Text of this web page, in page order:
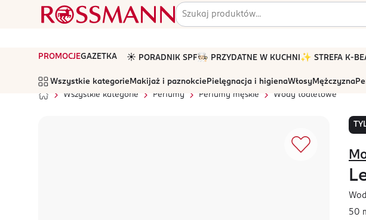
PROMOCJEGAZETKA ☀️ PORADNIK SPF🧑🏻‍🍳 PRZYDATNE W KUCHNI ✨ STREFA K-
Wszystkie kategorie Makijaż i paznokcie Pielęgnacja i higienaWłosyMężczyzna
Wszystkie kategorie
Perfumy Perfumy męskie Wody toaletowe
50